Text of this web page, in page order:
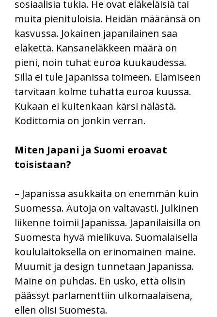
sosiaalisia tukia. He ovat eläkeläisiä tai
muita pienituloisia. Heidän määränsä on
kasvussa. Jokainen japanilainen saa
eläkettä. Kansaneläkkeen määrä on
pieni, noin tuhat euroa kuukaudessa.
Sillä ei tule Japanissa toimeen. Elämiseen
tarvitaan kolme tuhatta euroa kuussa.
Kukaan ei kuitenkaan kärsi nälästä.
Kodittomia on jonkin verran.
Miten Japani ja Suomi eroavat
toisistaan?
– Japanissa asukkaita on enemmän kuin
Suomessa. Autoja on valtavasti. Julkinen
liikenne toimii Japanissa. Japanilaisilla on
Suomesta hyvä mielikuva. Suomalaisella
koululaitoksella on erinomainen maine.
Muumit ja design tunnetaan Japanissa.
Maine on puhdas. En usko, että olisin
päässyt parlamenttiin ulkomaalaisena,
ellen olisi Suomesta.